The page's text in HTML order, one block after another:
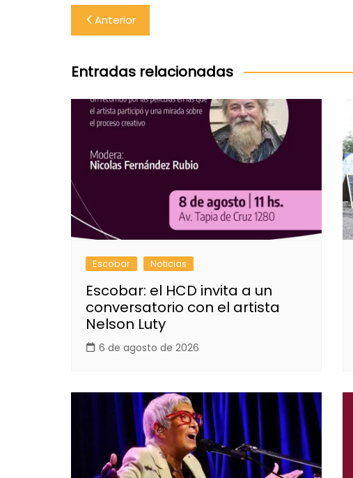
Navegación
de
entradas
Anterior
Entradas relacionadas
Escobar Noticias
Escobar: el HCD invita a un
conversatorio con el artista
Nelson Luty
6 de agosto de 2026